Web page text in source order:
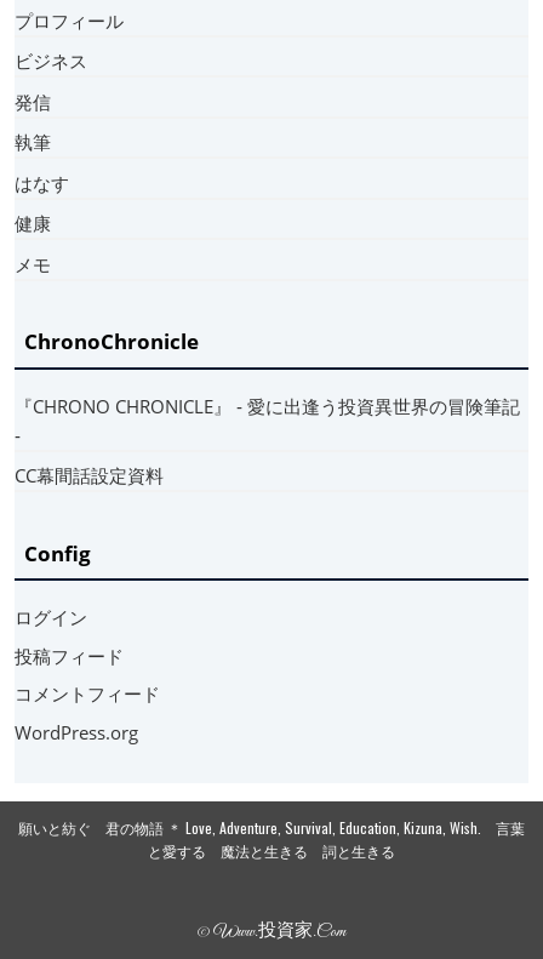
プロフィール
ビジネス
発信
執筆
はなす
健康
メモ
ChronoChronicle
『CHRONO CHRONICLE』 ‐ 愛に出逢う投資異世界の冒険筆記
‐
CC幕間話設定資料
Config
ログイン
投稿フィード
コメントフィード
WordPress.org
願いと紡ぐ 君の物語 ＊ Love, Adventure, Survival, Education, Kizuna, Wish. 言葉
と愛する 魔法と生きる 詞と生きる
© Www.投資家.com